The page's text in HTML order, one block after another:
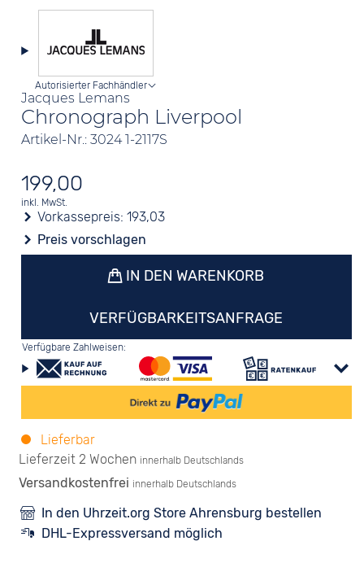
Jacques Lemans
Chronograph Liverpool
Artikel-Nr.: 3024 1-2117S
Autorisierter Fachhändler
199,00
inkl. MwSt.
Vorkassepreis:193,03
Preis vorschlagen
IN DEN WARENKORB
VERFÜGBARKEITSANFRAGE
Verfügbare Zahlweisen:
Lieferbar
Lieferzeit 2 Wochen innerhalb Deutschlands
Versandkostenfrei innerhalb Deutschlands
In den Uhrzeit.org Store Ahrensburg bestellen
DHL-Expressversand möglich